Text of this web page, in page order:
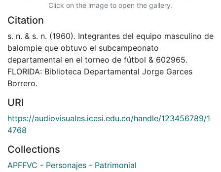
Click on the image to open the gallery.
Citation
s. n. & s. n. (1960). Integrantes del equipo masculino de
balompie que obtuvo el subcampeonato
departamental en el torneo de fútbol & 602965.
FLORIDA: Biblioteca Departamental Jorge Garces
Borrero.
URI
https://audiovisuales.icesi.edu.co/handle/123456789/1
4768
Collections
APFFVC - Personajes - Patrimonial